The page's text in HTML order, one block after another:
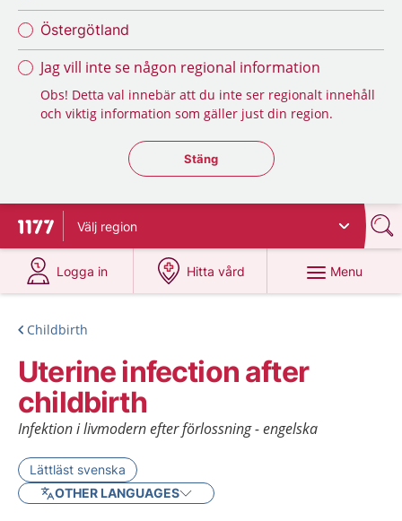
Östergötland
Jag vill inte se någon regional information
Obs! Detta val innebär att du inte ser regionalt innehåll
och viktig information som gäller just din region.
Stäng regionsväljaren
Stäng
To start page for 1177
Välj region
Logga in
at 1177.se
Hitta vård
at 1177.se
Menu
Childbirth
Uterine infection after
childbirth
Infektion i livmodern efter förlossning - engelska
Lättläst svenska
OTHER LANGUAGES